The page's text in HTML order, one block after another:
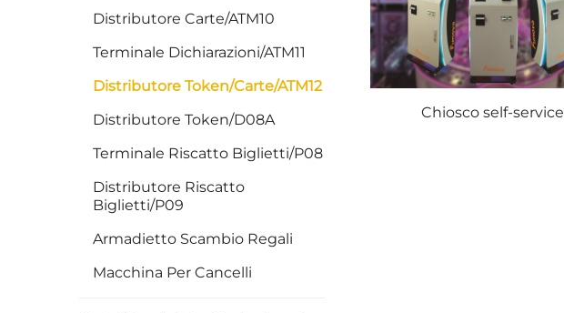
Distributore Carte/ATM10
Terminale Dichiarazioni/ATM11
Distributore Token/Carte/ATM12
Distributore Token/D08A
Terminale Riscatto Biglietti/P08
Distributore Riscatto
Biglietti/P09
Armadietto Scambio Regali
Macchina Per Cancelli
Chiosco self-service